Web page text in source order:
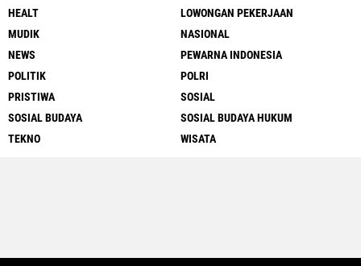
HEALT
LOWONGAN PEKERJAAN
MUDIK
NASIONAL
NEWS
PEWARNA INDONESIA
POLITIK
POLRI
PRISTIWA
SOSIAL
SOSIAL BUDAYA
SOSIAL BUDAYA HUKUM
TEKNO
WISATA